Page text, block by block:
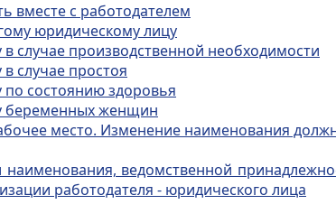
вместе с работодателем
юридическому лицу
случае производственной необходимости
случае простоя
состоянию здоровья
беременных женщин
место. Изменение наименования
ведомственной
работодателя - юридического лица